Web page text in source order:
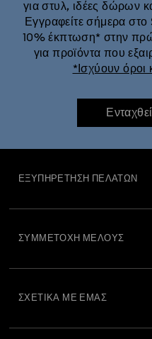
για στυλ, ιδέες δώρων
Εγγραφείτε σήμερα
10% έκπτωση* στην
για προϊόντα που
*Ισχύουν όροι
ΕΞΥΠΗΡΈΤΗΣΗ ΠΕΛΑΤΏΝ
ΣΥΜΜΕΤΟΧΉ ΜΈΛΟΥΣ
ΣΧΕΤΙΚΆ ΜΕ ΕΜΆΣ